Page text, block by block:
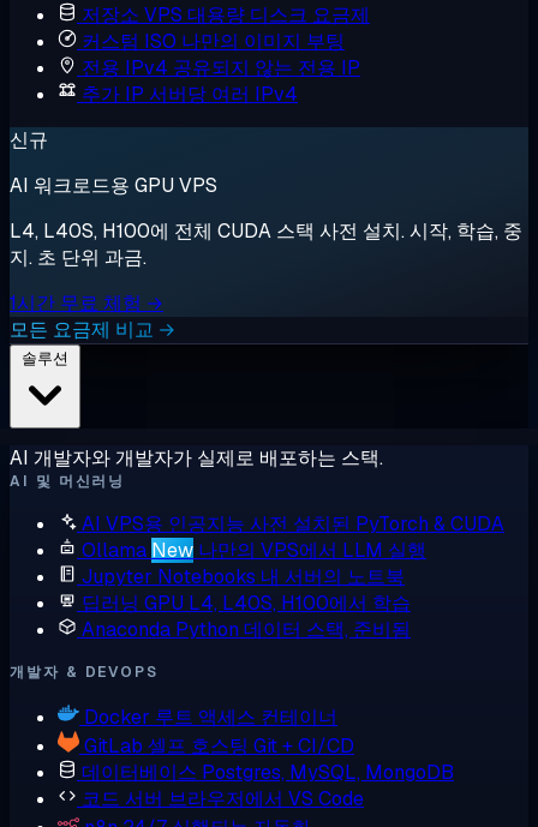
저장소 VPS 대용량 디스크 요금제
커스텀 ISO 나만의 이미지 부팅
전용 IPv4 공유되지 않는 전용 IP
추가 IP 서버당 여러 IPv4
신규
AI 워크로드용 GPU VPS
L4, L40S, H100에 전체 CUDA 스택 사전 설치. 시작, 학습, 중
지. 초 단위 과금.
1시간 무료 체험 →
모든 요금제 비교 →
AI 개발자와 개발자가 실제로 배포하는 스택.
AI 및 머신러닝
AI VPS용 인공지능 사전 설치된 PyTorch & CUDA
Ollama New 나만의 VPS에서 LLM 실행
Jupyter Notebooks 내 서버의 노트북
딥러닝 GPU L4, L40S, H100에서 학습
Anaconda Python 데이터 스택, 준비됨
개발자 & DEVOPS
Docker 루트 액세스 컨테이너
GitLab 셀프 호스팅 Git + CI/CD
데이터베이스 Postgres, MySQL, MongoDB
코드 서버 브라우저에서 VS Code